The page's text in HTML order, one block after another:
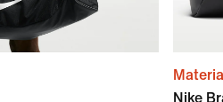
Nike